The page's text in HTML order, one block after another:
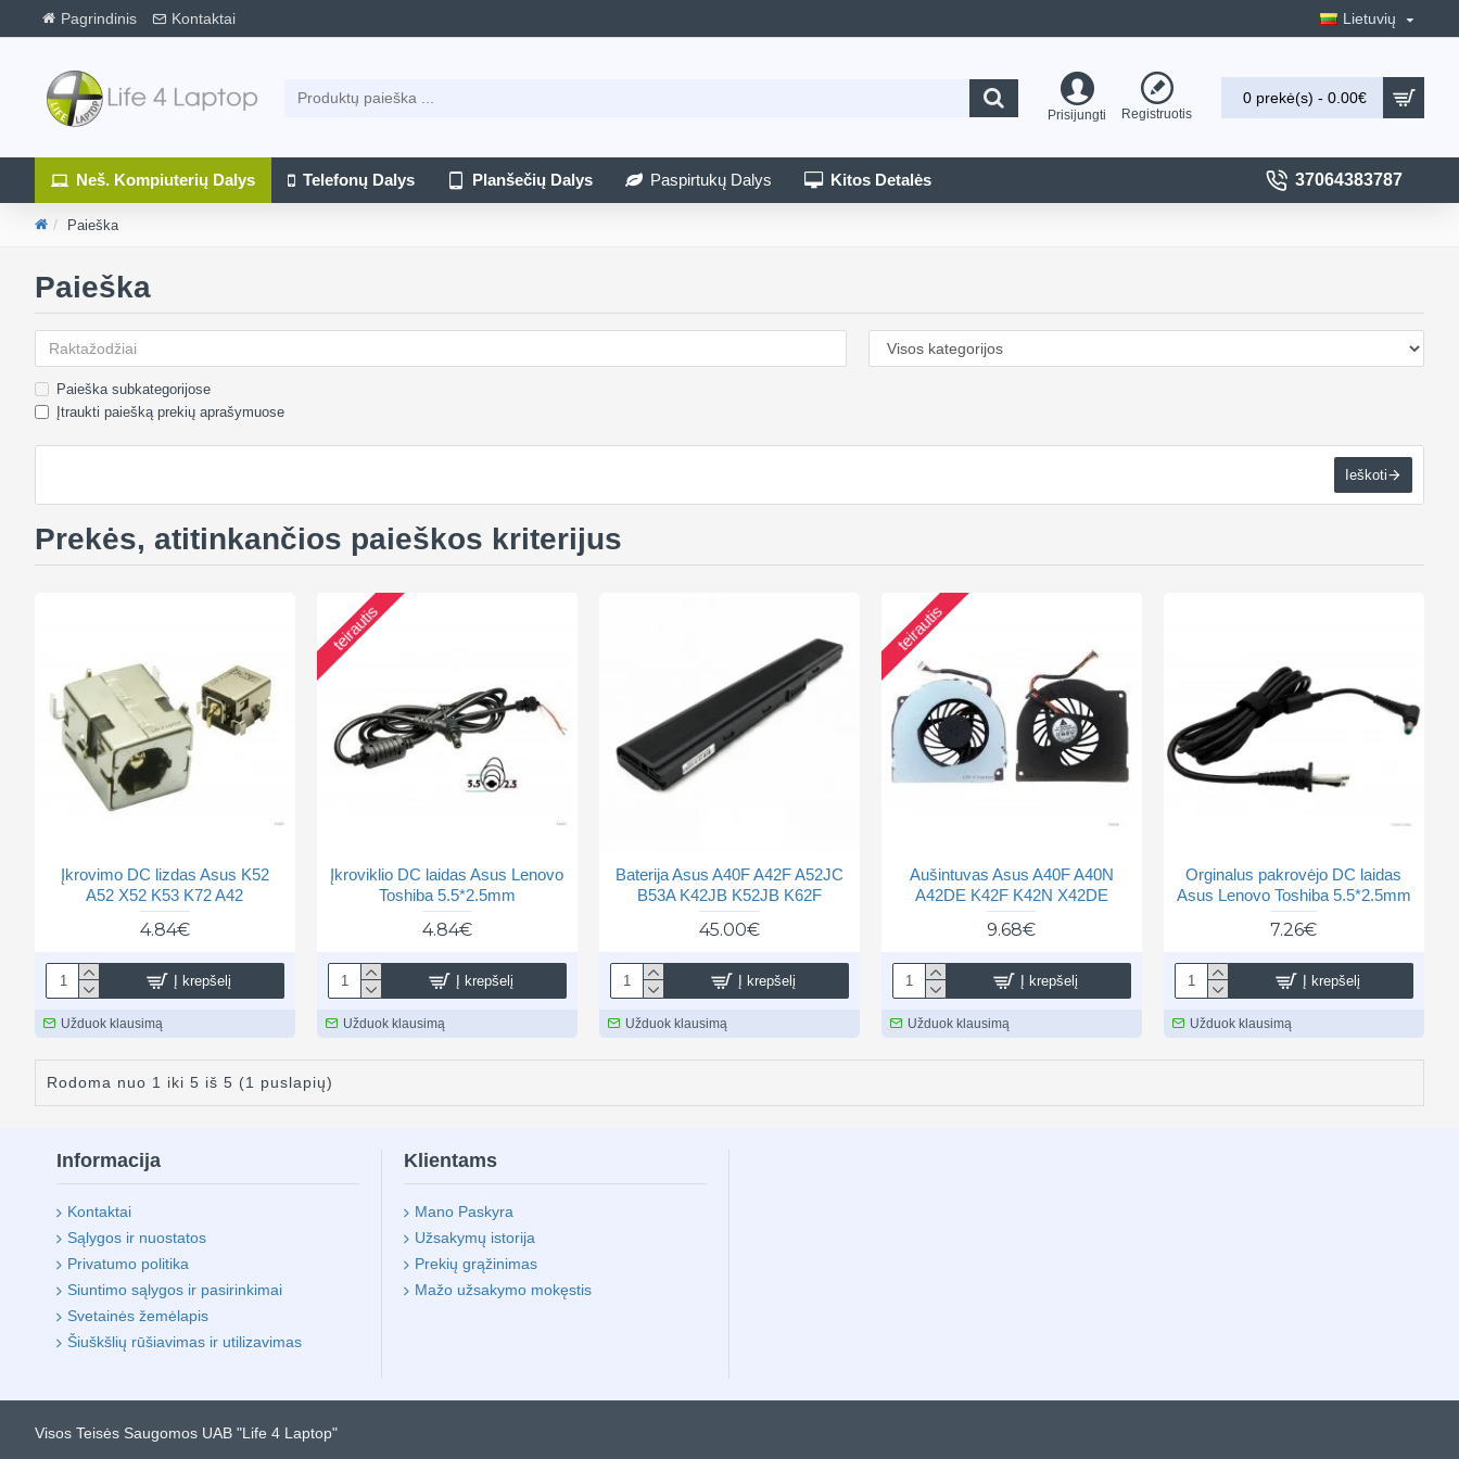
Pagrindinis Kontaktai Lietuvių
Prisijungti Registruotis
0 prekė(s) - 0.00€
Neš. Kompiuterių Dalys Telefonų Dalys Planšečių Dalys Paspirtukų Dalys Kitos Detalės 37064383787
Paieška
Paieška
Paieška subkategorijose
Įtraukti paiešką prekių aprašymuose
Ieškoti
Prekės, atitinkančios paieškos kriterijus
Įkrovimo DC lizdas Asus K52
A52 X52 K53 K72 A42
4.84€
Į krepšelį
Užduok klausimą
teirautis
Įkroviklio DC laidas Asus Lenovo
Toshiba 5.5*2.5mm
4.84€
Į krepšelį
Užduok klausimą
Baterija Asus A40F A42F A52JC
B53A K42JB K52JB K62F
45.00€
Į krepšelį
Užduok klausimą
teirautis
Aušintuvas Asus A40F A40N
A42DE K42F K42N X42DE
9.68€
Į krepšelį
Užduok klausimą
Orginalus pakrovėjo DC laidas
Asus Lenovo Toshiba 5.5*2.5mm
7.26€
Į krepšelį
Užduok klausimą
Rodoma nuo 1 iki 5 iš 5 (1 puslapių)
Informacija
Kontaktai
Sąlygos ir nuostatos
Privatumo politika
Siuntimo sąlygos ir pasirinkimai
Svetainės žemėlapis
Šiuškšlių rūšiavimas ir utilizavimas
Klientams
Mano Paskyra
Užsakymų istorija
Prekių grąžinimas
Mažo užsakymo mokęstis
Visos Teisės Saugomos UAB "Life 4 Laptop"